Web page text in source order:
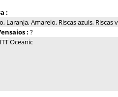
:
Laranja, Amarelo, Riscas azuis, Riscas
: ?
ITT Oceanic